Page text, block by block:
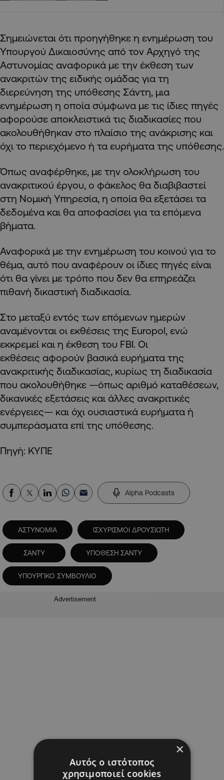
Σημειώνεται ότι προηγήθηκε η ενημέρωση του
Υπουργού Δικαιοσύνης από τον Αρχηγό της
Αστυνομίας αναφορικά με την έκθεση των
ανακριτών της ειδικής ομάδας για τη
διερεύνηση της υπόθεσης Σάντη, μια
ενημέρωση η οποία σύμφωνα με τις ίδιες πηγές
αφορούσε αποκλειστικά τις διαδικασίες που
ακολουθήθηκαν στο πλαίσιο της ανάκρισης και
όχι το περιεχόμενο ή τα ευρήματα της υπόθεσης.
Όπως αναφέρθηκε, με την ολοκλήρωση του
ανακριτικού έργου, ο φάκελος θα διαβιβαστεί
στη Νομική Υπηρεσία, η οποία θα εξετάσει τα
δεδομένα και θα αποφασίσει για τα επόμενα
βήματα.
Αναφορικά με την ενημέρωση του κοινού για το
θέμα, αυτό που αναφέρουν οι ίδιες πηγές είναι
ότι θα γίνει με τρόπο που δεν θα επηρεάζει
πιθανή δικαστική διαδικασία.
Στο μεταξύ εντός των επόμενων ημερών
αναμένονται οι εκθέσεις της Europol, ενώ
εκκρεμεί και η έκθεση του FBI. Οι
εκθέσεις αφορούν βασικά ευρήματα της
ανακριτικής διαδικασίας, κυρίως τη διαδικασία
που ακολουθήθηκε —όπως αριθμό καταθέσεων,
δικανικές εξετάσεις και άλλες ανακριτικές
ενέργειες— και όχι ουσιαστικά ευρήματα ή
συμπεράσματα επί της υπόθεσης.
Πηγή: ΚΥΠΕ
Alpha Podcasts
ΑΣΤΥΝΟΜΙΑ ΙΣΧΥΡΙΣΜΟΙ ΔΡΟΥΣΙΩΤΗ
ΣΑΝΤΥ ΥΠΟΘΕΣΗ ΣΑΝΤΥ
ΥΠΟΥΡΓΙΚΟ ΣΥΜΒΟΥΛΙΟ
Advertisement
×
Αυτός ο ιστότοπος
χρησιμοποιεί cookies